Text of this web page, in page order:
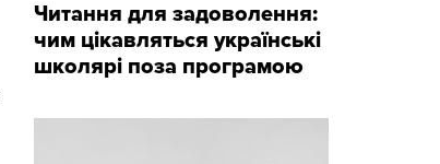
Читання для задоволення:
чим цікавляться українські
школярі поза програмою